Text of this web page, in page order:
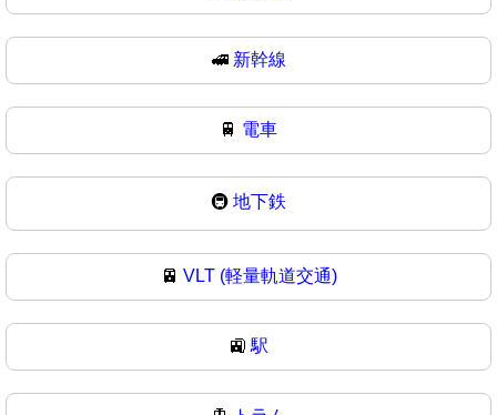
🚅 新幹線
🚆 電車
🚇 地下鉄
🚈 VLT (軽量軌道交通)
🚉 駅